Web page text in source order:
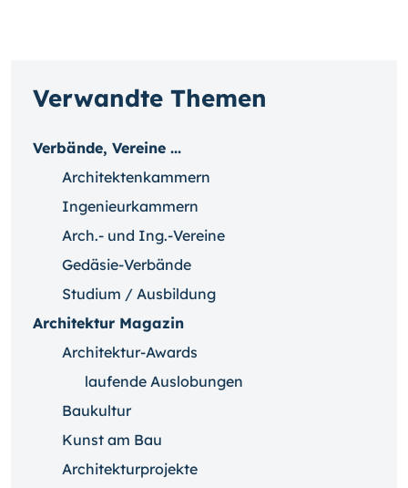
Verwandte Themen
Verbände, Vereine ...
Architektenkammern
Ingenieurkammern
Arch.- und Ing.-Vereine
Gedäsie-Verbände
Studium / Ausbildung
Architektur Magazin
Architektur-Awards
laufende Auslobungen
Baukultur
Kunst am Bau
Architekturprojekte